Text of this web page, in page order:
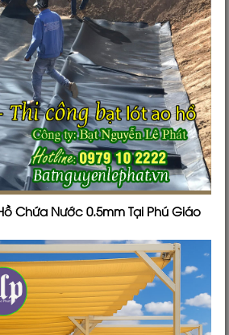
Chứa Nước 0.5mm Tại Phú Giáo